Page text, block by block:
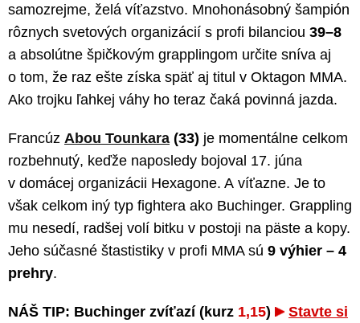
samozrejme, želá víťazstvo. Mnohonásobný šampión
rôznych svetových organizácií s profi bilanciou 39–8
a absolútne špičkovým grapplingom určite sníva aj
o tom, že raz ešte získa späť aj titul v Oktagon MMA.
Ako trojku ľahkej váhy ho teraz čaká povinná jazda.
Francúz Abou Tounkara (33) je momentálne celkom
rozbehnutý, keďže naposledy bojoval 17. júna
v domácej organizácii Hexagone. A víťazne. Je to
však celkom iný typ fightera ako Buchinger. Grappling
mu nesedí, radšej volí bitku v postoji na päste a kopy.
Jeho súčasné štastistiky v profi MMA sú 9 výhier – 4
prehry.
NÁŠ TIP: Buchinger zvíťazí (kurz 1,15) Stavte si